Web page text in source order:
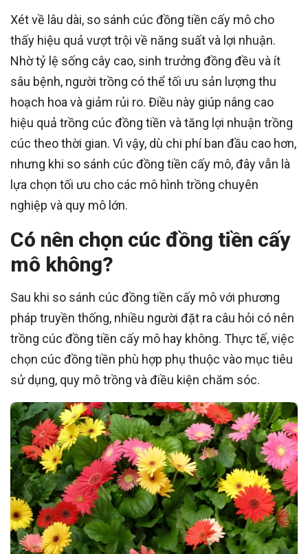
Xét về lâu dài, so sánh cúc đồng tiền cấy mô cho
thấy hiệu quả vượt trội về năng suất và lợi nhuận.
Nhờ tỷ lệ sống cây cao, sinh trưởng đồng đều và ít
sâu bệnh, người trồng có thể tối ưu sản lượng thu
hoạch hoa và giảm rủi ro. Điều này giúp nâng cao
hiệu quả trồng cúc đồng tiền và tăng lợi nhuận trồng
cúc theo thời gian. Vì vậy, dù chi phí ban đầu cao hơn,
nhưng khi so sánh cúc đồng tiền cấy mô, đây vẫn là
lựa chọn tối ưu cho các mô hình trồng chuyên
nghiệp và quy mô lớn.
Có nên chọn cúc đồng tiền cấy
mô không?
Sau khi so sánh cúc đồng tiền cấy mô với phương
pháp truyền thống, nhiều người đặt ra câu hỏi có nên
trồng cúc đồng tiền cấy mô hay không. Thực tế, việc
chọn cúc đồng tiền phù hợp phụ thuộc vào mục tiêu
sử dụng, quy mô trồng và điều kiện chăm sóc.